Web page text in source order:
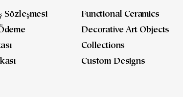
Sözleşmesi
Functional Ceramics
Decorative Art Objects
Collections
Custom Designs